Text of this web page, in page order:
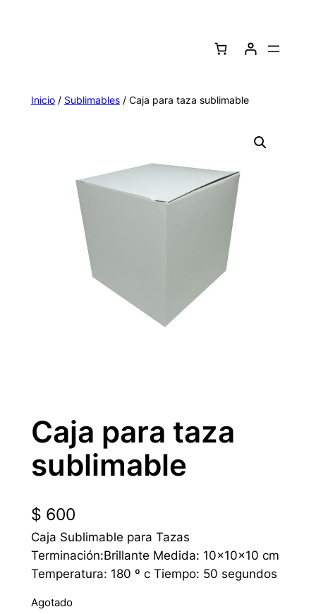
Inicio/ Sublimables/ Caja para taza sublimable
Caja para taza
sublimable
$ 600
Caja Sublimable para Tazas
Terminación:Brillante Medida: 10x10x10 cm
Temperatura: 180 º c Tiempo: 50 segundos
Agotado